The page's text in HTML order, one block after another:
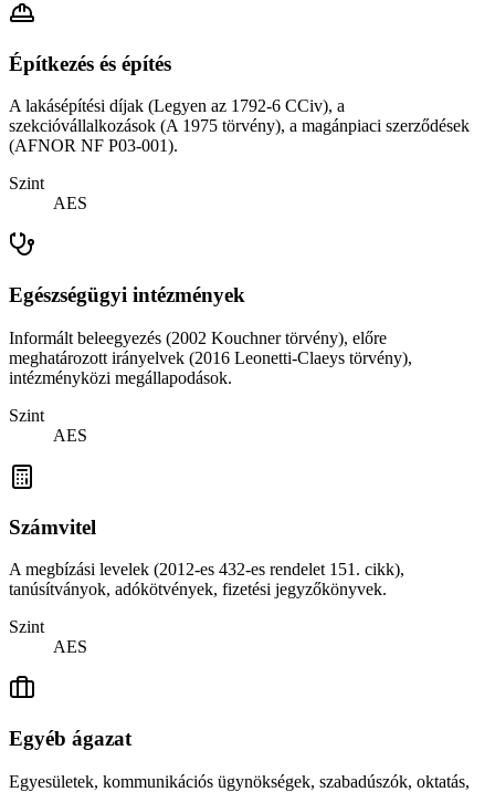
Építkezés és építés
A lakásépítési díjak (Legyen az 1792-6 CCiv), a
szekcióvállalkozások (A 1975 törvény), a magánpiaci szerződések
(AFNOR NF P03-001).
Szint
AES
Egészségügyi intézmények
Informált beleegyezés (2002 Kouchner törvény), előre
meghatározott irányelvek (2016 Leonetti-Claeys törvény),
intézményközi megállapodások.
Szint
AES
Számvitel
A megbízási levelek (2012-es 432-es rendelet 151. cikk),
tanúsítványok, adókötvények, fizetési jegyzőkönyvek.
Szint
AES
Egyéb ágazat
Egyesületek, kommunikációs ügynökségek, szabadúszók, oktatás,